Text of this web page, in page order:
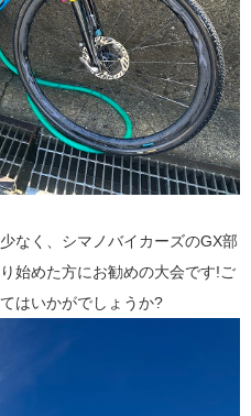
なく、シマノバイカーズのGX部
始めた方にお勧めの大会です!ご
はいかがでしょうか?